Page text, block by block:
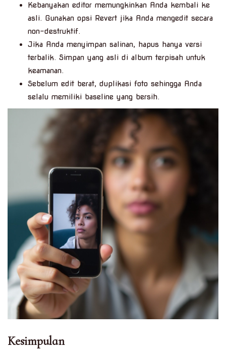
Kebanyakan editor memungkinkan Anda kembali ke
asli. Gunakan opsi Revert jika Anda mengedit secara
non-destruktif.
Jika Anda menyimpan salinan, hapus hanya versi
terbalik. Simpan yang asli di album terpisah untuk
keamanan.
Sebelum edit berat, duplikasi foto sehingga Anda
selalu memiliki baseline yang bersih.
Kesimpulan